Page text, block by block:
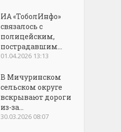
ИА «ТоболИнфо»
связалось с
полицейским,
пострадавшим...
01.04.2026 13:13
В Мичуринском
сельском округе
вскрывают дороги
из-за...
30.03.2026 08:07